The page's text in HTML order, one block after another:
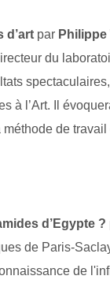
d’art par Philippe
du
à l ’Art. Il
de
d’Egypte ?
de Paris-
de